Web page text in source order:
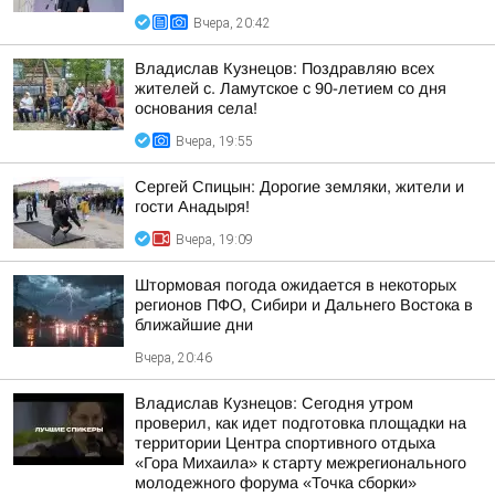
Вчера, 20:42
Владислав Кузнецов: Поздравляю всех
жителей с. Ламутское с 90-летием со дня
основания села!
Вчера, 19:55
Сергей Спицын: Дорогие земляки, жители и
гости Анадыря!
Вчера, 19:09
Штормовая погода ожидается в некоторых
регионов ПФО, Сибири и Дальнего Востока в
ближайшие дни
Вчера, 20:46
Владислав Кузнецов: Сегодня утром
проверил, как идет подготовка площадки на
территории Центра спортивного отдыха
«Гора Михаила» к старту межрегионального
молодежного форума «Точка сборки»